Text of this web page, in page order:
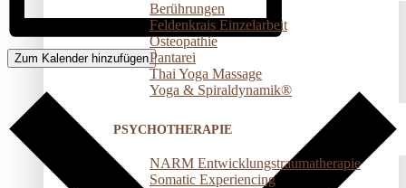
Berührungen
Feldenkrais Einzelarbeit
Osteopathie
Pantarei
Thai Yoga Massage
Yoga & Spiraldynamik®
PSYCHOTHERAPIE
NARM Entwicklungstraumatherapie
Somatic Experiencing
Zum Kalender hinzufügen